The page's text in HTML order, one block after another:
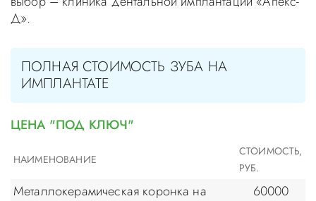
Д».
ПОЛНАЯ СТОИМОСТЬ ЗУБА НА
ИМПЛАНТАТЕ
ЦЕНА "ПОД КЛЮЧ"
НАИМЕНОВАНИЕ
СТОИМОСТЬ,
РУБ.
Металлокерамическая коронка на
60000